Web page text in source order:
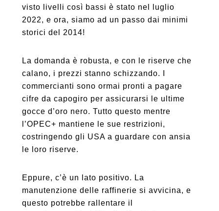
visto livelli così bassi è stato nel luglio
2022, e ora, siamo ad un passo dai minimi
storici del 2014!
La domanda è robusta, e con le riserve che
calano, i prezzi stanno schizzando. I
commercianti sono ormai pronti a pagare
cifre da capogiro per assicurarsi le ultime
gocce d’oro nero. Tutto questo mentre
l’OPEC+ mantiene le sue restrizioni,
costringendo gli USA a guardare con ansia
le loro riserve.
Eppure, c’è un lato positivo. La
manutenzione delle raffinerie si avvicina, e
questo potrebbe rallentare il